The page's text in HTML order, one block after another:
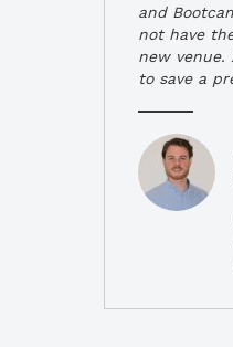
and
not have
new venue.
to save a